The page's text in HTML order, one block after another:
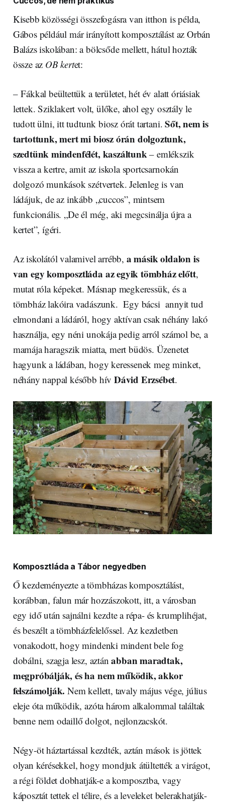
Kisebb közösségi összefogásra van itthon is példa,
Gábos például már irányított komposztálást az Orbán
Balázs iskolában: a bölcsőde mellett, hátul hozták
össze az OB kertet:
– Fákkal beültettük a területet, hét év alatt óriásiak
lettek. Sziklakert volt, ülőke, ahol egy osztály le
tudott ülni, itt tudtunk biosz órát tartani.Sőt, nem is
tartottunk, mert mi biosz órán dolgoztunk,
szedtünk mindenfélét, kaszáltunk– emlékszik
vissza a kertre, amit az iskola sportcsarnokán
dolgozó munkások szétvertek. Jelenleg is van
ládájuk, de az inkább „cuccos”, mintsem
funkcionális. „De él még, aki megcsinálja újra a
kertet”, ígéri.
Az iskolától valamivel arrébb, a másik oldalon is
van egy komposztláda az egyik tömbház előtt,
mutat róla képeket. Másnap megkeressük, és a
tömbház lakóira vadászunk. Egy bácsi annyit tud
elmondani a ládáról, hogy aktívan csak néhány lakó
használja, egy néni unokája pedig arról számol be, a
mamája haragszik miatta, mert büdös. Üzenetet
hagyunk a ládában, hogy keressenek meg minket,
néhány nappal később hív Dávid Erzsébet.
Komposztláda a Tábor negyedben
Ő kezdeményezte a tömbházas komposztálást,
korábban, falun már hozzászokott, itt, a városban
egy idő után sajnálni kezdte a répa- és krumplihéjat,
és beszélt a tömbházfelelőssel. Az kezdetben
vonakodott, hogy mindenki mindent bele fog
dobálni, szagja lesz, aztánabban maradtak,
megpróbálják, és ha nem működik, akkor
felszámolják.Nem kellett, tavaly május vége, július
eleje óta működik, azóta három alkalommal találtak
benne nem odaillő dolgot, nejlonzacskót.
Négy-öt háztartással kezdték, aztán mások is jöttek
olyan kérésekkel, hogy mondjuk átültették a virágot,
a régi földet dobhatják-e a komposztba, vagy
káposztát tettek el télire, és a leveleket belerakhatják-